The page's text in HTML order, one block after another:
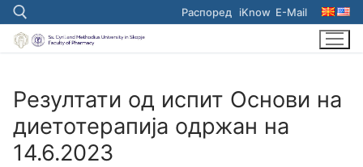
Skip
to
content
Распоред iKnow E-Mail
Резултати од испит Основи на
диетотерапија одржан на
14.6.2023